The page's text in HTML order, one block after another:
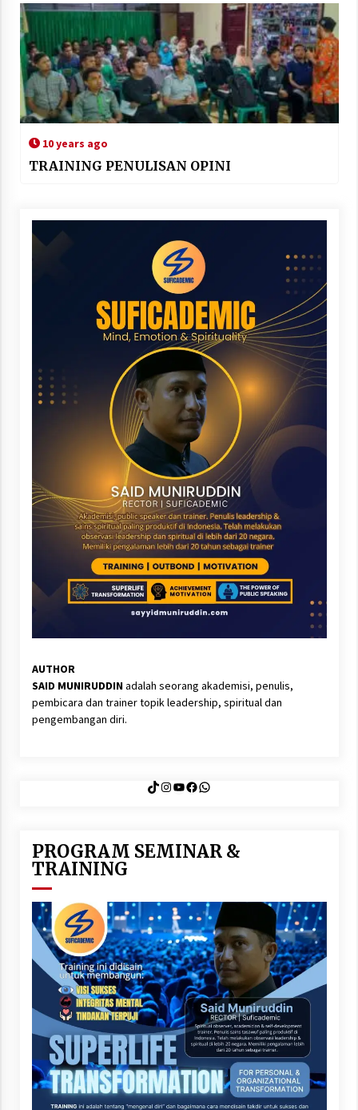
10 years ago
TRAINING PENULISAN OPINI
AUTHOR
SAID MUNIRUDDINadalah seorang akademisi, penulis,
pembicara dan trainer topik leadership, spiritual dan
pengembangan diri.
TikTok
Instagram
YouTube
Facebook
WhatsApp
PROGRAM SEMINAR &
TRAINING